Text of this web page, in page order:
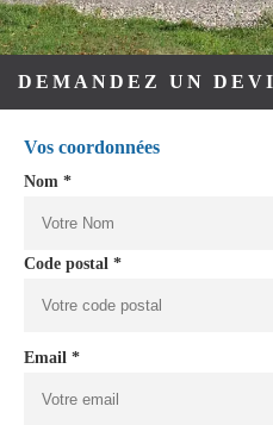
DEMANDEZ UN
Vos coordonnées
Nom *
Code postal *
Email *